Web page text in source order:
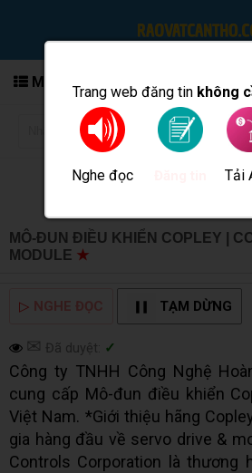
Trang web đăng tin không
Nghe đọc Tải
MENU
MÔ-ĐUN ĐIỀU KHIỂN COPLEY |
MODULE ★
▷ NGHE ĐỌC TẠM DỪNG
✉ Đã duyệt: ✓
Công ty TNHH Công Nghệ
cung cấp Mô-đun điều khiển
Việt Nam. *Giới thiệu hãng
gia hàng đầu về servo drive &
Controls Corporation là thương